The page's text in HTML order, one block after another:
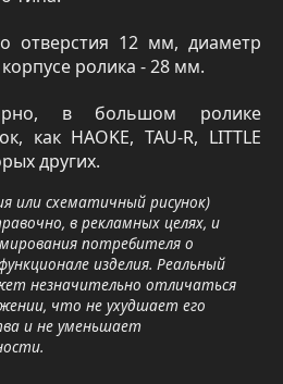
отверстия 12 мм, диаметр
ролика - 28 мм.
в большом ролике
как HAOKE, TAU-R, LITTLE
других.
или схематичный рисунок)
в рекламных целях, и
потребителя о
изделия. Реальный
незначительно отличаться
что не ухудшает его
и не уменьшает